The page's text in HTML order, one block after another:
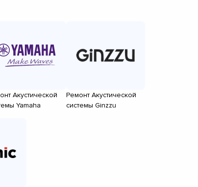
Акустической
Yamaha
Ремонт Акустической
системы Ginzzu